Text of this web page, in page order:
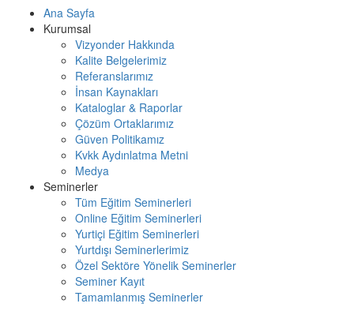
Ana Sayfa
Kurumsal
Vizyonder Hakkında
Kalite Belgelerimiz
Referanslarımız
İnsan Kaynakları
Kataloglar & Raporlar
Çözüm Ortaklarımız
Güven Politikamız
Kvkk Aydınlatma Metni
Medya
Seminerler
Tüm Eğitim Seminerleri
Online Eğitim Seminerleri
Yurtiçi Eğitim Seminerleri
Yurtdışı Seminerlerimiz
Özel Sektöre Yönelik Seminerler
Seminer Kayıt
Tamamlanmış Seminerler